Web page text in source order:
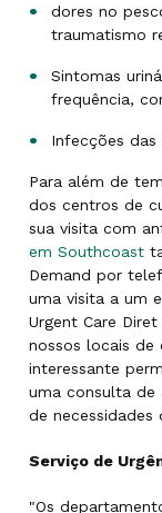
dores no
traumatismo
Sintomas
frequência,
Infecções
Para além de
dos centros de
sua visita com
em Southcoast
Demand por
uma visita a um
Urgent Care
nossos locais de
interessante
uma consulta de
de necessidades
Serviço de
"Os